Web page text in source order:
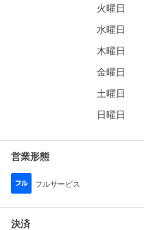
火曜日
水曜日
木曜日
金曜日
土曜日
日曜日
営業形態
フルサービス
決済